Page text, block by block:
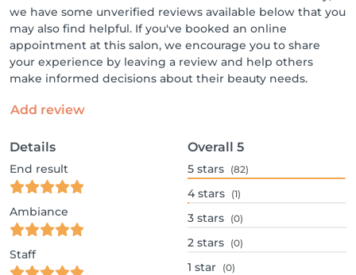
we have some unverified reviews available below that you
may also find helpful. If you've booked an online
appointment at this salon, we encourage you to share
your experience by leaving a review and help others
make informed decisions about their beauty needs.
Add review
Details
End result
Ambiance
Staff
Overall 5
5 stars (82)
4 stars (1)
3 stars (0)
2 stars (0)
1 star (0)